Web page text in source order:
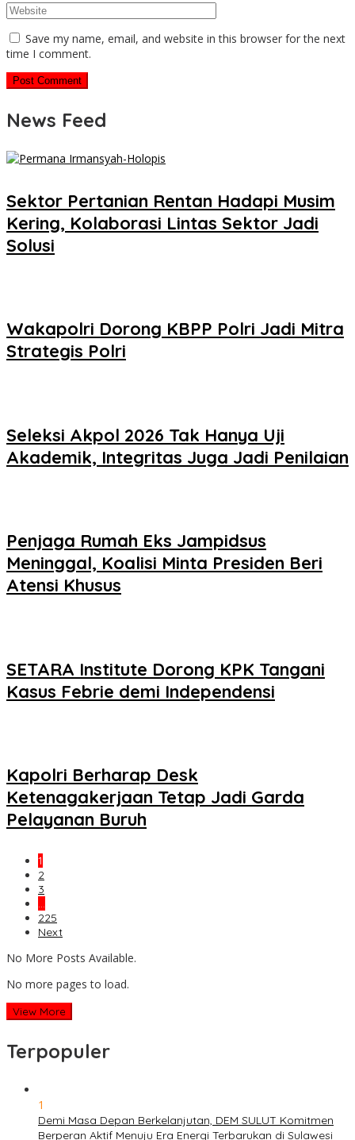
Save my name, email, and website in this browser for the next
time I comment.
News Feed
Sektor Pertanian Rentan Hadapi Musim
Kering, Kolaborasi Lintas Sektor Jadi
Solusi
Wakapolri Dorong KBPP Polri Jadi Mitra
Strategis Polri
Seleksi Akpol 2026 Tak Hanya Uji
Akademik, Integritas Juga Jadi Penilaian
Penjaga Rumah Eks Jampidsus
Meninggal, Koalisi Minta Presiden Beri
Atensi Khusus
SETARA Institute Dorong KPK Tangani
Kasus Febrie demi Independensi
Kapolri Berharap Desk
Ketenagakerjaan Tetap Jadi Garda
Pelayanan Buruh
1
2
3
…
225
Next
No More Posts Available.
No more pages to load.
View More
Terpopuler
1
Demi Masa Depan Berkelanjutan, DEM SULUT Komitmen
Berperan Aktif Menuju Era Energi Terbarukan di Sulawesi